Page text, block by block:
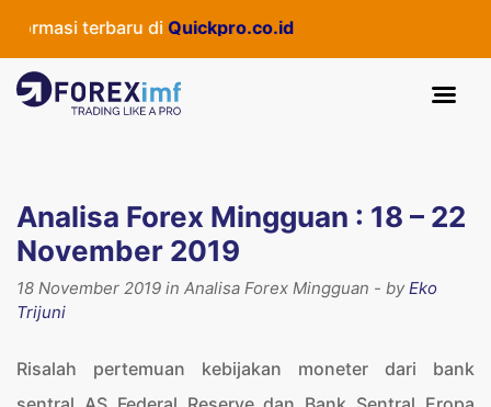
terbaru diQuickpro.co.id
Analisa Forex Mingguan : 18 – 22
November 2019
18 November 2019 in Analisa Forex Mingguan - byEko
Trijuni
Risalah pertemuan kebijakan moneter dari bank